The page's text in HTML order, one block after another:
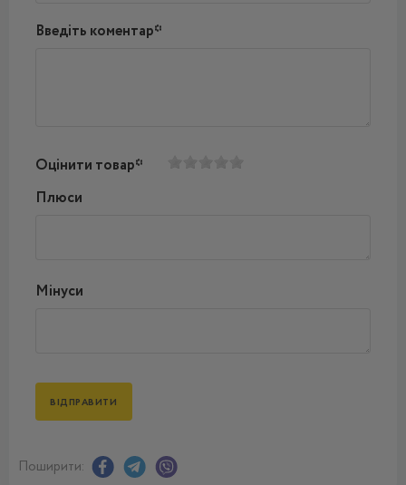
Введіть коментар*
Оцінити товар*
Плюси
Мінуси
Поширити: